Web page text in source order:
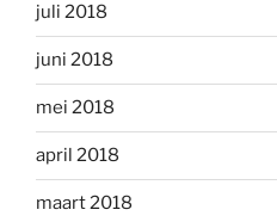
juli 2018
juni 2018
mei 2018
april 2018
maart 2018